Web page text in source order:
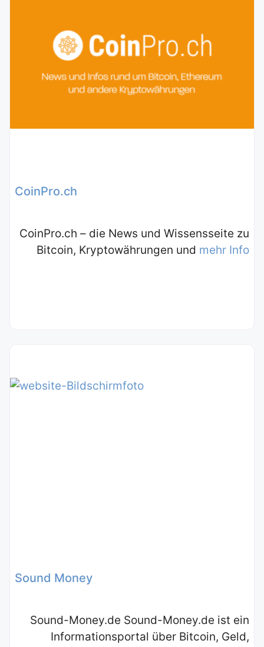
CoinPro.ch
CoinPro.ch – die News und Wissensseite zu
Bitcoin, Kryptowährungen und mehr Info
Sound Money
Sound-Money.de Sound-Money.de ist ein
Informationsportal über Bitcoin, Geld,